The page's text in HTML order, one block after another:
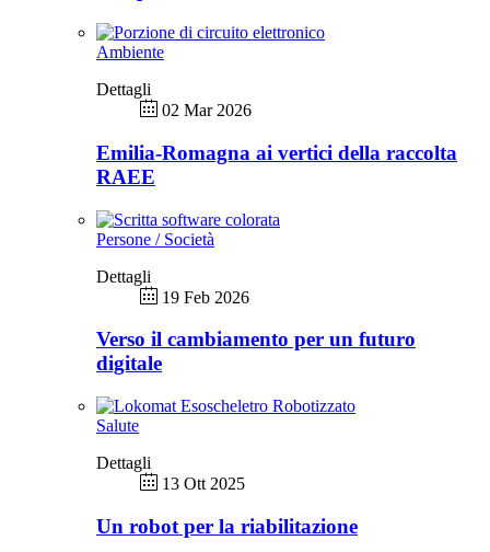
Ambiente
Dettagli
02 Mar 2026
Emilia-Romagna ai vertici della raccolta
RAEE
Persone / Società
Dettagli
19 Feb 2026
Verso il cambiamento per un futuro
digitale
Salute
Dettagli
13 Ott 2025
Un robot per la riabilitazione